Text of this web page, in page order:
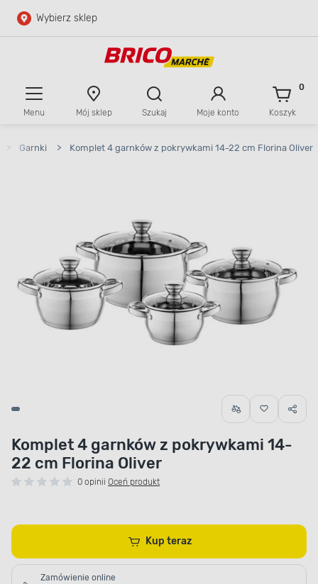
Przejdź do głównej zawartości
Wybierz sklep
Menu Mój sklep Szukaj Moje konto Koszyk
0
> Garnki > Komplet 4 garnków z pokrywkami 14-22 cm Florina Oliver
Komplet 4 garnków z pokrywkami 14-
22 cm Florina Oliver
0 opinii Oceń produkt
Kup teraz
Zamówienie online